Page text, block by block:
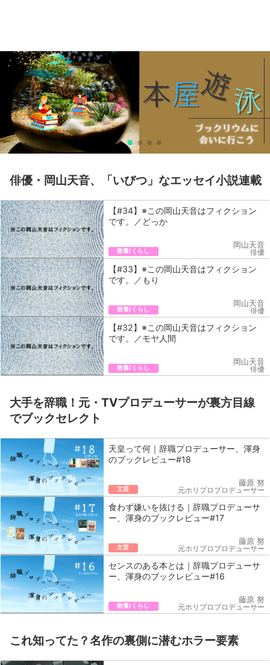
俳優・岡山天音、「いびつ」なエッセイ小説連載
【#34】※この岡山天音はフィクション
です。／どっか
教養/くらし
岡山天音
俳優
【#33】※この岡山天音はフィクション
です。／もり
教養/くらし
岡山天音
俳優
【#32】※この岡山天音はフィクション
です。／モヤ人間
教養/くらし
岡山天音
俳優
大手を辞職！元・TVプロデューサーが裏方目線
でブックセレクト
天皇って何｜辞職プロデューサー、渾身
のブックレビュー#18
文芸
藤原 努
元ホリプロプロデューサー
食わず嫌いを抜ける｜辞職プロデューサ
ー、渾身のブックレビュー#17
文芸
藤原 努
元ホリプロプロデューサー
センスのある本とは｜辞職プロデューサ
ー、渾身のブックレビュー#16
教養/くらし
藤原 努
元ホリプロプロデューサー
これ知ってた？名作の裏側に潜むホラー要素